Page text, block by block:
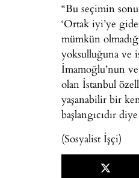
“Bu seçimin
‘Ortak iyi’ye
mümkün
yoksulluğuna ve
İmamoğlu’nun
olan İstanbul
yaşanabilir bir
başlangıcıdır
(Sosyalist İşçi)